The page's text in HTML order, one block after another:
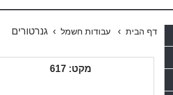
דף הבית› עבודות חשמל› גנרטורים
מקט: 617